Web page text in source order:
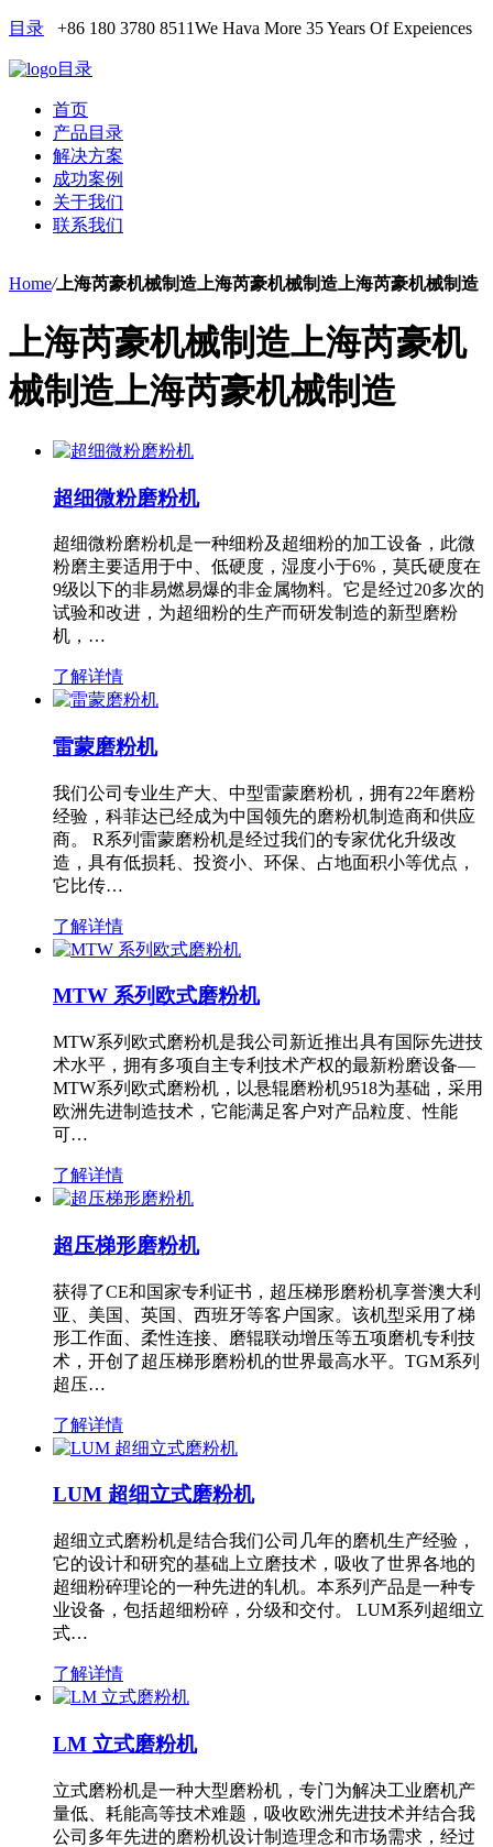
目录 +86 180 3780 8511We Hava More 35 Years Of Expeiences
目录
首页
产品目录
解决方案
成功案例
关于我们
联系我们
Home/上海芮豪机械制造上海芮豪机械制造上海芮豪机械制造
上海芮豪机械制造上海芮豪机
械制造上海芮豪机械制造
超细微粉磨粉机
超细微粉磨粉机是一种细粉及超细粉的加工设备，此微
粉磨主要适用于中、低硬度，湿度小于6%，莫氏硬度在
9级以下的非易燃易爆的非金属物料。它是经过20多次的
试验和改进，为超细粉的生产而研发制造的新型磨粉
机，…
了解详情
雷蒙磨粉机
我们公司专业生产大、中型雷蒙磨粉机，拥有22年磨粉
经验，科菲达已经成为中国领先的磨粉机制造商和供应
商。 R系列雷蒙磨粉机是经过我们的专家优化升级改
造，具有低损耗、投资小、环保、占地面积小等优点，
它比传…
了解详情
MTW 系列欧式磨粉机
MTW系列欧式磨粉机是我公司新近推出具有国际先进技
术水平，拥有多项自主专利技术产权的最新粉磨设备—
MTW系列欧式磨粉机，以悬辊磨粉机9518为基础，采用
欧洲先进制造技术，它能满足客户对产品粒度、性能
可…
了解详情
超压梯形磨粉机
获得了CE和国家专利证书，超压梯形磨粉机享誉澳大利
亚、美国、英国、西班牙等客户国家。该机型采用了梯
形工作面、柔性连接、磨辊联动增压等五项磨机专利技
术，开创了超压梯形磨粉机的世界最高水平。TGM系列
超压…
了解详情
LUM 超细立式磨粉机
超细立式磨粉机是结合我们公司几年的磨机生产经验，
它的设计和研究的基础上立磨技术，吸收了世界各地的
超细粉碎理论的一种先进的轧机。本系列产品是一种专
业设备，包括超细粉碎，分级和交付。 LUM系列超细立
式…
了解详情
LM 立式磨粉机
立式磨粉机是一种大型磨粉机，专门为解决工业磨机产
量低、耗能高等技术难题，吸收欧洲先进技术并结合我
公司多年先进的磨粉机设计制造理念和市场需求，经过